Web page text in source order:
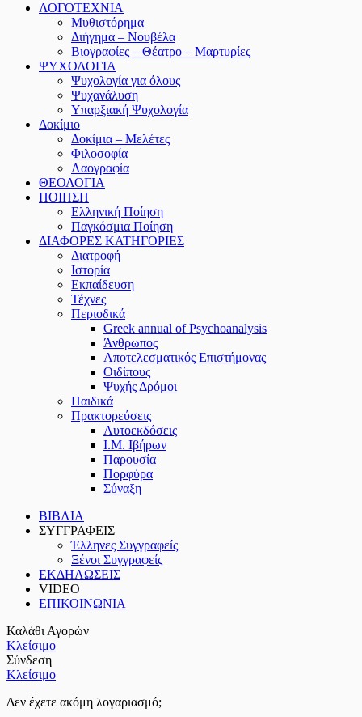
ΛΟΓΟΤΕΧΝΙΑ
Μυθιστόρημα
Διήγημα – Νουβέλα
Βιογραφίες – Θέατρο – Μαρτυρίες
ΨΥΧΟΛΟΓΙΑ
Ψυχολογία για όλους
Ψυχανάλυση
Υπαρξιακή Ψυχολογία
Δοκίμιο
Δοκίμια – Μελέτες
Φιλοσοφία
Λαογραφία
ΘΕΟΛΟΓΙΑ
ΠΟΙΗΣΗ
Ελληνική Ποίηση
Παγκόσμια Ποίηση
ΔΙΑΦΟΡΕΣ ΚΑΤΗΓΟΡΙΕΣ
Διατροφή
Ιστορία
Εκπαίδευση
Τέχνες
Περιοδικά
Greek annual of Psychoanalysis
Άνθρωπος
Αποτελεσματικός Επιστήμονας
Οιδίπους
Ψυχής Δρόμοι
Παιδικά
Πρακτoρεύσεις
Αυτοεκδόσεις
Ι.Μ. Ιβήρων
Παρουσία
Πορφύρα
Σύναξη
ΒΙΒΛΙΑ
ΣΥΓΓΡΑΦΕΙΣ
Έλληνες Συγγραφείς
Ξένοι Συγγραφείς
ΕΚΔΗΛΩΣΕΙΣ
VIDEO
ΕΠΙΚΟΙΝΩΝΙΑ
Καλάθι Αγορών
Κλείσιμο
Σύνδεση
Κλείσιμο
Δεν έχετε ακόμη λογαριασμό;